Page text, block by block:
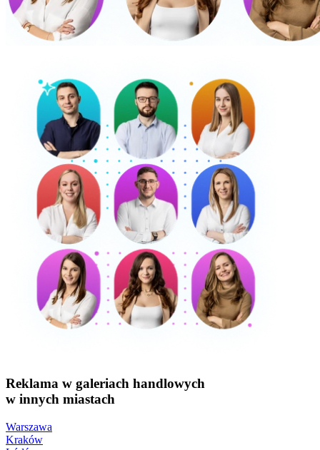
Reklama w galeriach handlowych
w innych miastach
Warszawa
Kraków